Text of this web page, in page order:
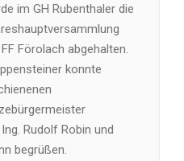
im GH Rubenthaler die
Förolach abgehalten.
konnte
Rudolf Robin und
begrüßen.